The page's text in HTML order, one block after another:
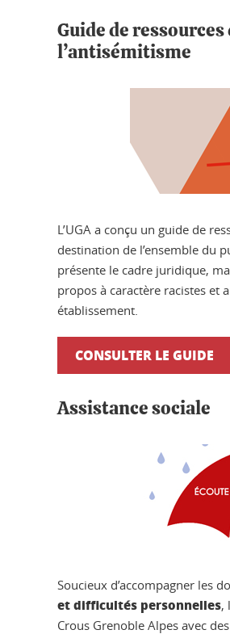
Guide de
l’antisémitisme
L’UGA a conçu un guide de
destination de l’ensemble du
présente le cadre juridique,
propos à caractère racistes et
établissement.
CONSULTER LE GUIDE
Assistance sociale
Soucieux d’accompagner les
et difficultés personnelles,
Crous Grenoble Alpes avec